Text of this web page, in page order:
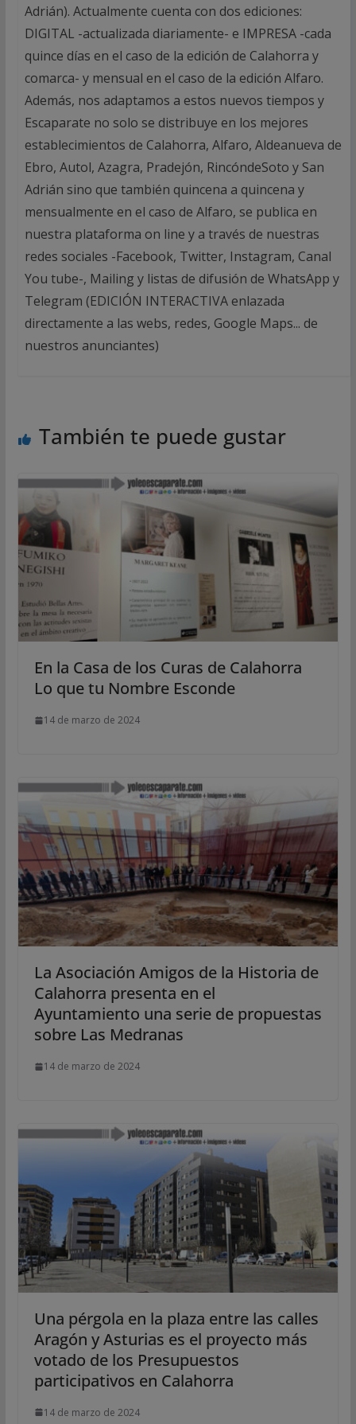
Adrián). Actualmente cuenta con dos ediciones:
DIGITAL -actualizada diariamente- e IMPRESA -cada
quince días en el caso de la edición de Calahorra y
comarca- y mensual en el caso de la edición Alfaro.
Además, nos adaptamos a estos nuevos tiempos y
Escaparate no solo se distribuye en los mejores
establecimientos de Calahorra, Alfaro, Aldeanueva de
Ebro, Autol, Azagra, Pradejón, RincóndeSoto y San
Adrián sino que también quincena a quincena y
mensualmente en el caso de Alfaro, se publica en
nuestra plataforma on line y a través de nuestras
redes sociales -Facebook, Twitter, Instagram, Canal
You tube-, Mailing y listas de difusión de WhatsApp y
Telegram (EDICIÓN INTERACTIVA enlazada
directamente a las webs, redes, Google Maps... de
nuestros anunciantes)
También te puede gustar
En la Casa de los Curas de Calahorra
Lo que tu Nombre Esconde
14 de marzo de 2024
La Asociación Amigos de la Historia de
Calahorra presenta en el
Ayuntamiento una serie de propuestas
sobre Las Medranas
14 de marzo de 2024
Una pérgola en la plaza entre las calles
Aragón y Asturias es el proyecto más
votado de los Presupuestos
participativos en Calahorra
14 de marzo de 2024